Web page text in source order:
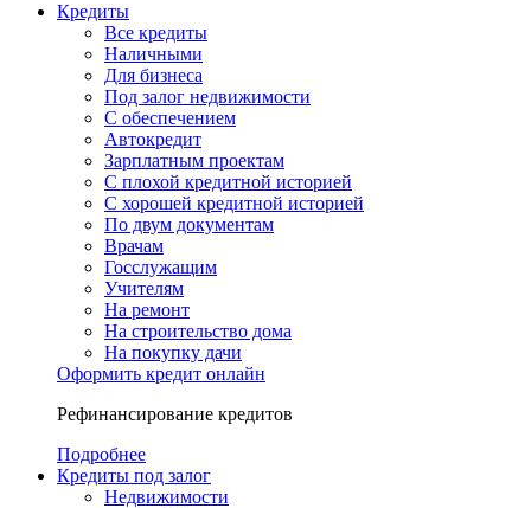
Кредиты
Все кредиты
Наличными
Для бизнеса
Под залог недвижимости
С обеспечением
Автокредит
Зарплатным проектам
С плохой кредитной историей
С хорошей кредитной историей
По двум документам
Врачам
Госслужащим
Учителям
На ремонт
На строительство дома
На покупку дачи
Оформить кредит онлайн
Рефинансирование кредитов
Подробнее
Кредиты под залог
Недвижимости